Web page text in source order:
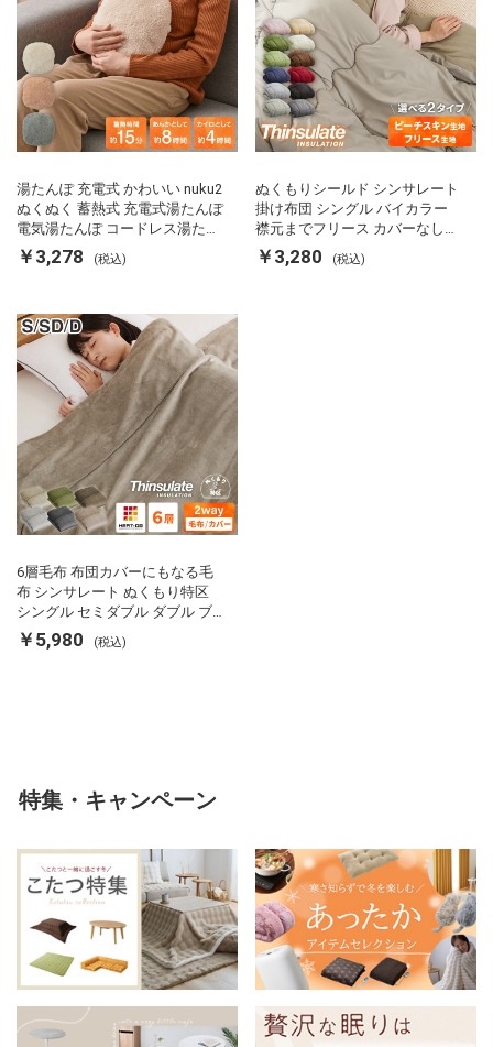
湯たんぽ 充電式 かわいい nuku2
ぬくぬく 蓄熱式 充電式湯たんぽ
電気湯たんぽ コードレス湯たん
ぽ エコ 節電 節約 省エネ 充電式
エコ電気あんか EWT-2143 スリ
￥3,278 (税込)
ぬくもりシールド シンサレート
掛け布団 シングル バイカラー
襟元までフリース カバーなしで
使える 軽い 丸洗い 断熱 保温 抗
菌防臭 洗える 防ダニ 軽量 ホコ
￥3,280 (税込)
6層毛布 布団カバーにもなる毛
布 シンサレート ぬくもり特区
シングル セミダブル ダブル ブ
ランケット 掛け布団カバー フラ
ンネル 保温 蓄熱 吸湿 発熱 断熱
￥5,980 (税込)
特集・キャンペーン